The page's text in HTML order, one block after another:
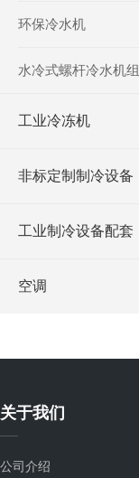
环保冷水机
水冷式螺杆冷水机组
工业冷冻机
非标定制制冷设备
工业制冷设备配套
空调
关于我们
公司介绍